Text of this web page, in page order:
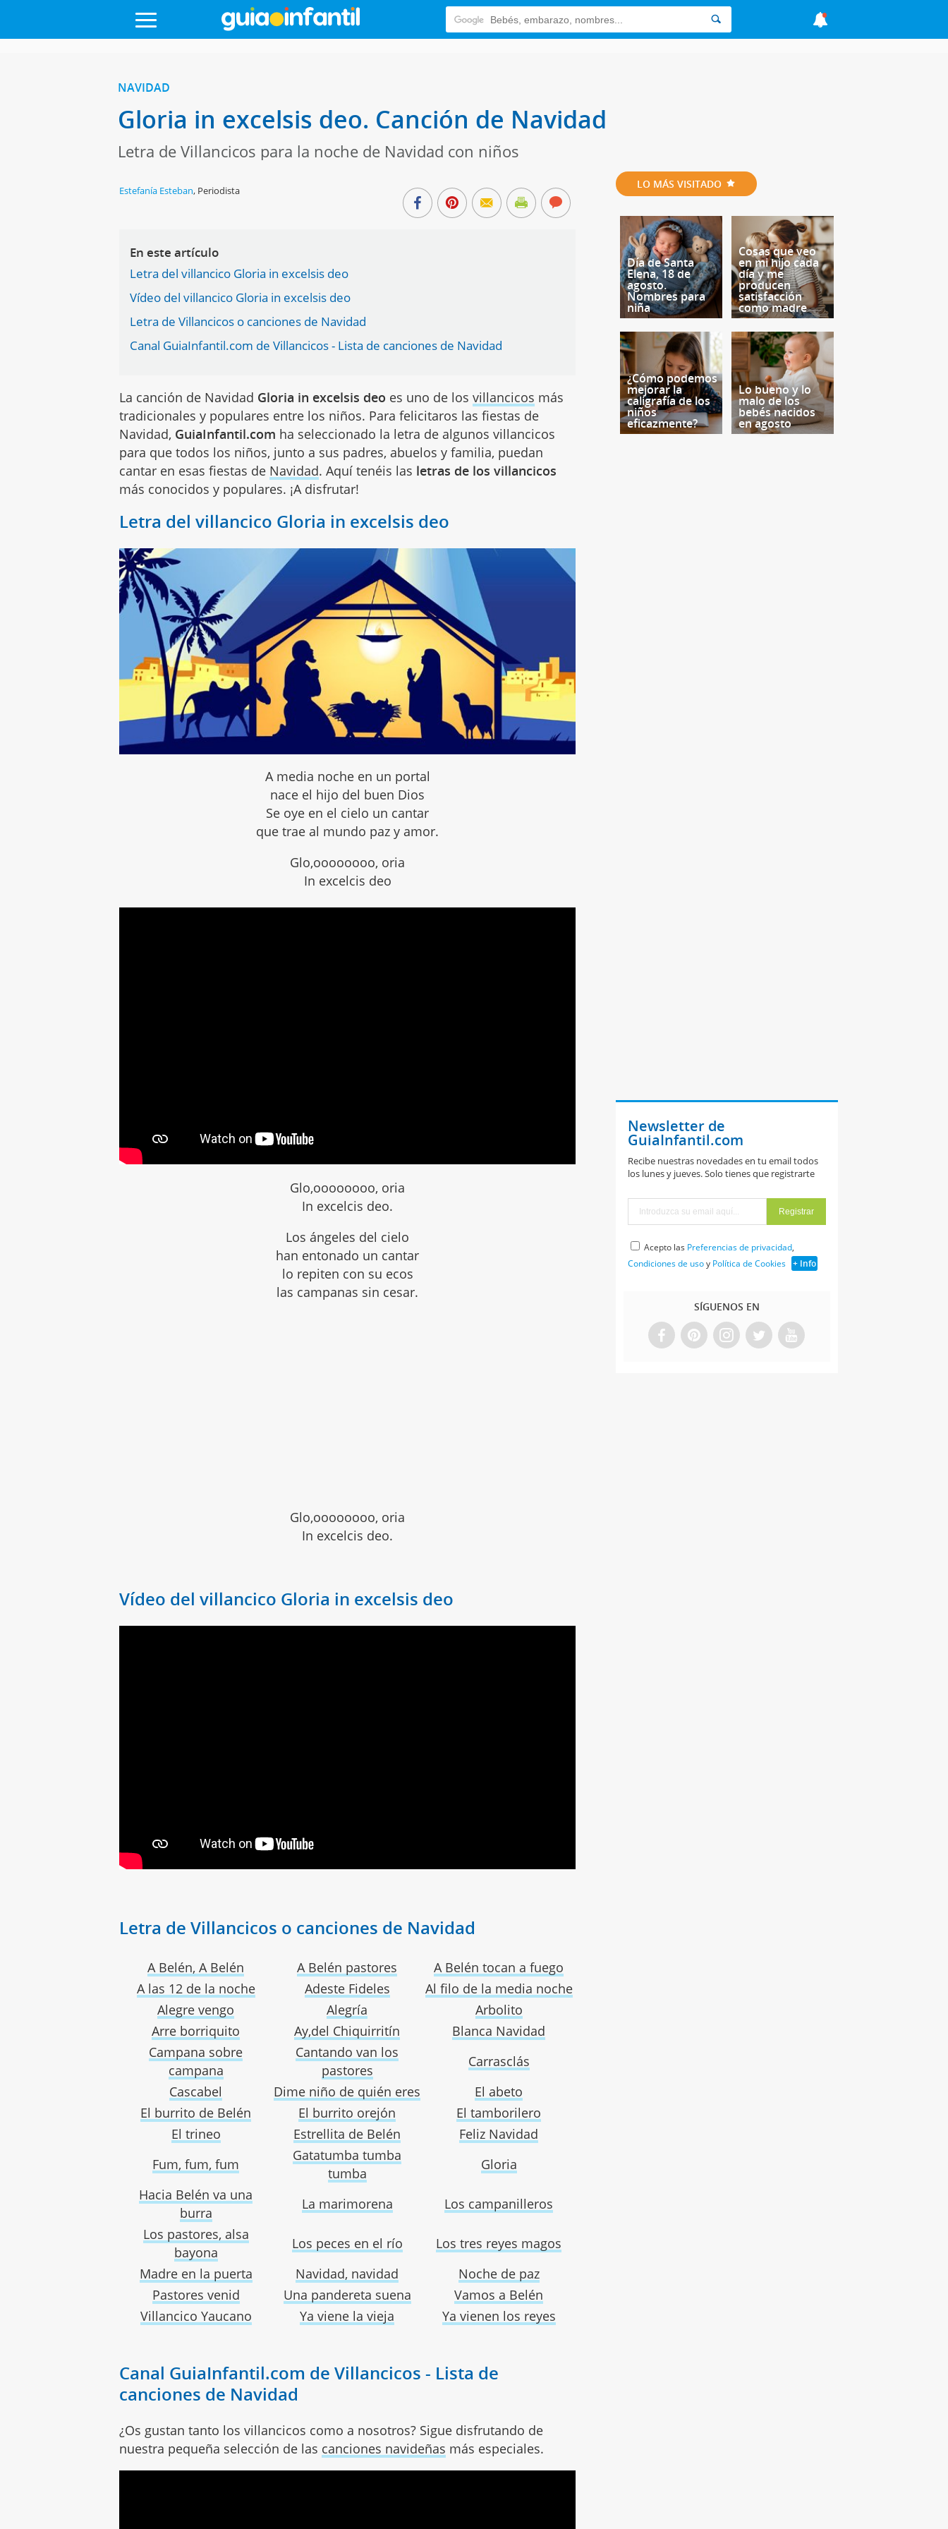
NAVIDAD
Gloria in excelsis deo. Canción de Navidad
Letra de Villancicos para la noche de Navidad con niños
Estefanía Esteban, Periodista
En este artículo
Letra del villancico Gloria in excelsis deo
Vídeo del villancico Gloria in excelsis deo
Letra de Villancicos o canciones de Navidad
Canal GuiaInfantil.com de Villancicos - Lista de canciones de Navidad
La canción de Navidad Gloria in excelsis deo es uno de losvillancicos más
tradicionales y populares entre los niños. Para felicitaros las fiestas de
Navidad, GuiaInfantil.com ha seleccionado la letra de algunos villancicos
para que todos los niños, junto a sus padres, abuelos y familia, puedan
cantar en esas fiestas de Navidad. Aquí tenéis las letras de los villancicos
más conocidos y populares. ¡A disfrutar!
Letra del villancico Gloria in excelsis deo
A media noche en un portal
nace el hijo del buen Dios
Se oye en el cielo un cantar
que trae al mundo paz y amor.
Glo,oooooooo, oria
In excelcis deo
Glo,oooooooo, oria
In excelcis deo.
Los ángeles del cielo
han entonado un cantar
lo repiten con su ecos
las campanas sin cesar.
Glo,oooooooo, oria
In excelcis deo.
Vídeo del villancico Gloria in excelsis deo
Letra de Villancicos o canciones de Navidad
A Belén, A Belén A Belén pastores
A Belén tocan a fuego
A las 12 de la noche
Adeste Fideles
Al filo de la media noche
Alegre vengo
Alegría
Arbolito
Arre borriquito
Ay,del Chiquirritín
Blanca Navidad
Campana sobre
campana
Cantando van los
pastores
Carrasclás
Cascabel
Dime niño de quién eres
El abeto
El burrito de Belén
El burrito orejón
El tamborilero
El trineo
Estrellita de Belén
Feliz Navidad
Fum, fum, fum
Gatatumba tumba
tumba
Gloria
Hacia Belén va una
burra
La marimorena
Los campanilleros
Los pastores, alsa
bayona
Los peces en el río
Los tres reyes magos
Madre en la puerta
Navidad, navidad
Noche de paz
Pastores venid
Una pandereta suena
Vamos a Belén
Villancico Yaucano
Ya viene la vieja Ya vienen los reyes
Canal GuiaInfantil.com de Villancicos - Lista de
canciones de Navidad
¿Os gustan tanto los villancicos como a nosotros? Sigue disfrutando de
nuestra pequeña selección de las canciones navideñas más especiales.
LO MÁS VISITADO
Día de Santa
Elena, 18 de
agosto.
Nombres para
niña
Cosas que veo
en mi hijo cada
día y me
producen
satisfacción
como madre
¿Cómo podemos
mejorar la
caligrafía de los
niños
eficazmente?
Lo bueno y lo
malo de los
bebés nacidos
en agosto
Newsletter de
GuiaInfantil.com
Recibe nuestras novedades en tu email todos
los lunes y jueves. Solo tienes que registrarte
Acepto las Preferencias de privacidad,
Condiciones de usoy Política de Cookies + Info
SÍGUENOS EN